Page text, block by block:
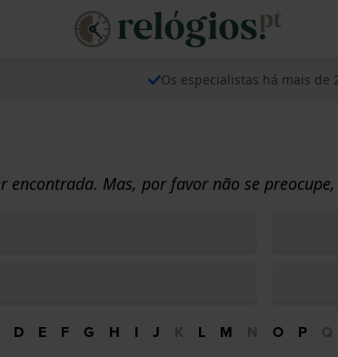
Os especialistas há mais de
encontrada. Mas, por favor não se
D E F G H I J K L M N O P Q